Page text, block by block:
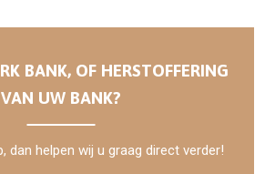
BANK, OF HERSTOFFERING
VAN UW BANK?
dan helpen wij u graag direct verder!